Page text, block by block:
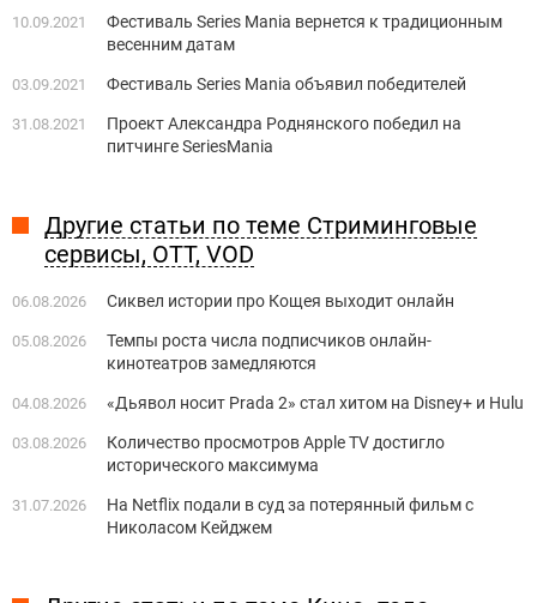
10.09.2021
Фестиваль Series Mania вернется к традиционным
весенним датам
03.09.2021 Фестиваль Series Mania объявил победителей
31.08.2021
Проект Александра Роднянского победил на
питчинге SeriesMania
Другие статьи по теме Стриминговые
сервисы, OTT, VOD
06.08.2026 Сиквел истории про Кощея выходит онлайн
05.08.2026
Темпы роста числа подписчиков онлайн-
кинотеатров замедляются
04.08.2026 «Дьявол носит Prada 2» стал хитом на Disney+ и Hulu
03.08.2026
Количество просмотров Apple TV достигло
исторического максимума
31.07.2026
На Netflix подали в суд за потерянный фильм с
Николасом Кейджем